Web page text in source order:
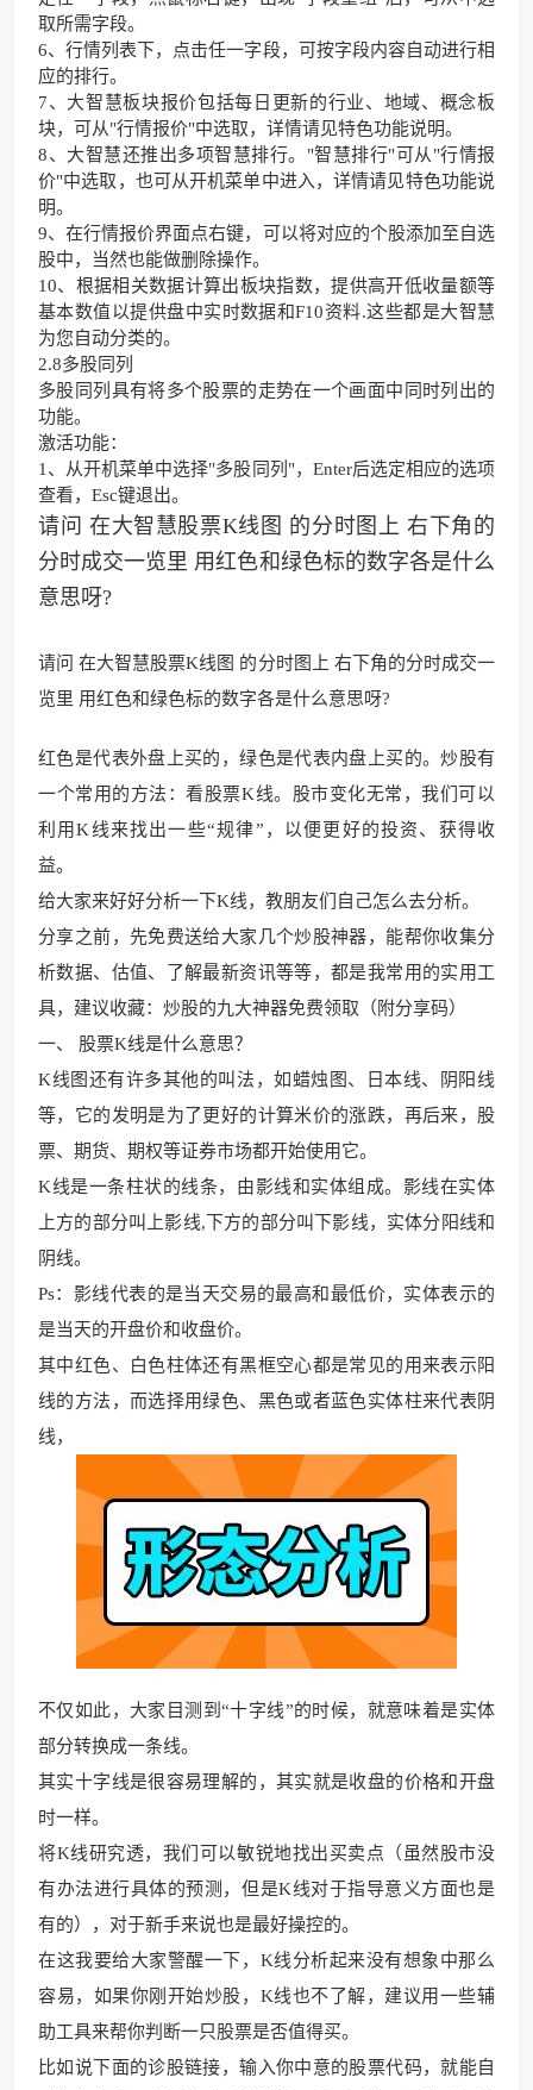
取所需字段。
6、行情列表下，点击任一字段，可按字段内容自动进行相
应的排行。
7、大智慧板块报价包括每日更新的行业、地域、概念板
块，可从"行情报价"中选取，详情请见特色功能说明。
8、大智慧还推出多项智慧排行。"智慧排行"可从"行情报
价"中选取，也可从开机菜单中进入，详情请见特色功能说
明。
9、在行情报价界面点右键，可以将对应的个股添加至自选
股中，当然也能做删除操作。
10、根据相关数据计算出板块指数，提供高开低收量额等
基本数值以提供盘中实时数据和F10资料.这些都是大智慧
为您自动分类的。
2.8多股同列
多股同列具有将多个股票的走势在一个画面中同时列出的
功能。
激活功能：
1、从开机菜单中选择"多股同列"，Enter后选定相应的选项
查看，Esc键退出。
请问 在大智慧股票K线图 的分时图上 右下角的
分时成交一览里 用红色和绿色标的数字各是什么
意思呀?
请问 在大智慧股票K线图 的分时图上 右下角的分时成交一
览里 用红色和绿色标的数字各是什么意思呀?
红色是代表外盘上买的，绿色是代表内盘上买的。炒股有
一个常用的方法：看股票K线。股市变化无常，我们可以
利用K线来找出一些“规律”，以便更好的投资、获得收
益。
给大家来好好分析一下K线，教朋友们自己怎么去分析。
分享之前，先免费送给大家几个炒股神器，能帮你收集分
析数据、估值、了解最新资讯等等，都是我常用的实用工
具，建议收藏：炒股的九大神器免费领取（附分享码）
一、 股票K线是什么意思？
K线图还有许多其他的叫法，如蜡烛图、日本线、阴阳线
等，它的发明是为了更好的计算米价的涨跌，再后来，股
票、期货、期权等证券市场都开始使用它。
K线是一条柱状的线条，由影线和实体组成。影线在实体
上方的部分叫上影线,下方的部分叫下影线，实体分阳线和
阴线。
Ps：影线代表的是当天交易的最高和最低价，实体表示的
是当天的开盘价和收盘价。
其中红色、白色柱体还有黑框空心都是常见的用来表示阳
线的方法，而选择用绿色、黑色或者蓝色实体柱来代表阴
线，
不仅如此，大家目测到“十字线”的时候，就意味着是实体
部分转换成一条线。
其实十字线是很容易理解的，其实就是收盘的价格和开盘
时一样。
将K线研究透，我们可以敏锐地找出买卖点（虽然股市没
有办法进行具体的预测，但是K线对于指导意 义方面也是
有的），对于新手来说也是最好操控的。
在这我要给大家警醒一下，K线分析起来没有想象中那么
容易，如果你刚开始炒股，K线也不了解，建议用一些辅
助工具来帮你判断一只股票是否值得买。
比如说下面的诊股链接，输入你中意的股票代码，就能自